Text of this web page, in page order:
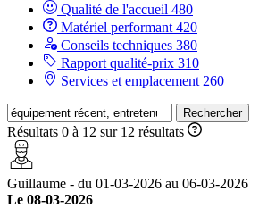
Qualité de l'accueil 480
Matériel performant 420
Conseils techniques 380
Rapport qualité-prix 310
Services et emplacement 260
Rechercher
Résultats 0 à 12 sur 12 résultats
Guillaume - du 01-03-2026 au 06-03-2026
Le 08-03-2026